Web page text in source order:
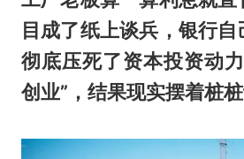
目成了纸上谈兵，银行
彻底压死了资本投资动
创业”，结果现实摆着桩桩